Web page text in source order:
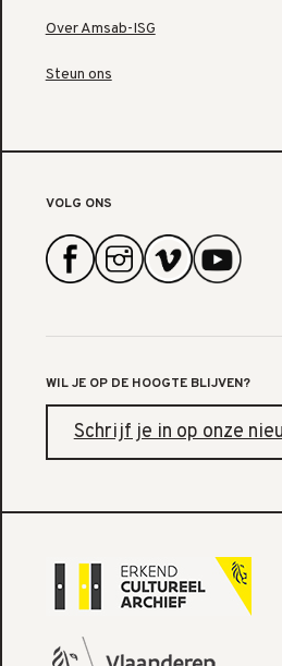
Over Amsab-ISG
Steun ons
VOLG ONS
WIL JE OP DE HOOGTE BLIJVEN?
Schrijf je in op onze